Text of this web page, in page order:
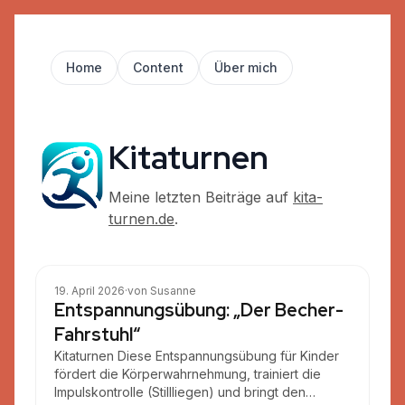
Home Content Über mich
Kitaturnen
Meine letzten Beiträge auf kita-
turnen.de.
E Allerlei (Entspannung)
19. April 2026·von Susanne
Entspannungsübung: „Der Becher-
Fahrstuhl“
Kitaturnen Diese Entspannungsübung für Kinder
fördert die Körperwahrnehmung, trainiert die
Impulskontrolle (Stillliegen) und bringt den